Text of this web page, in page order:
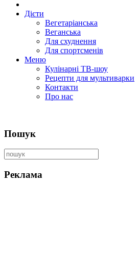
Дієти
Вегетаріанська
Веганська
Для схуднення
Для спортсменів
Меню
Кулінарні ТВ-шоу
Рецепти для мультиварки
Контакти
Про нас
Пошук
Реклама